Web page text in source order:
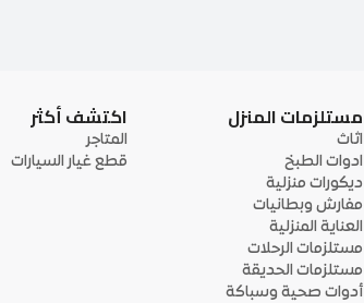
مستلزمات المنزل
اثاث
ادوات الطبخ
ديكورات منزلية
مفارش وبطانيات
العناية المنزلية
مستلزمات الرحلات
مستلزمات الحديقة
أدوات صحية وسباكة
اكتشف أكثر
المتاجر
قطع غيار السيارات